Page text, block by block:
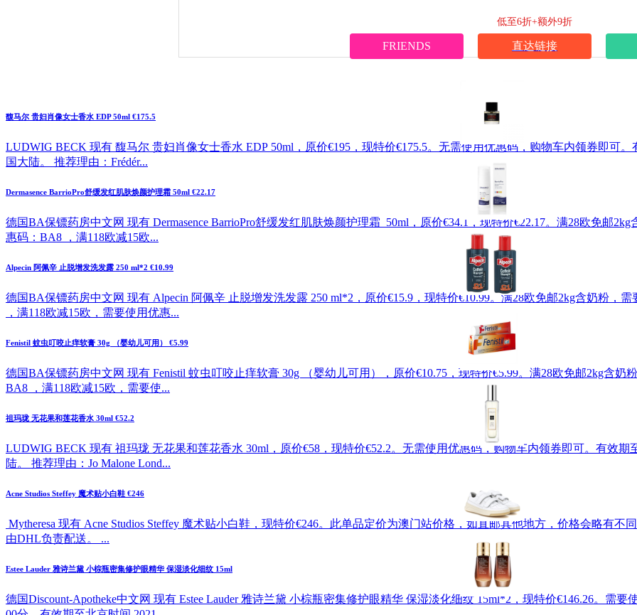
FRIENDS
低至6折+额外9折
直达链接
馥马尔 贵妇肖像女士香水 EDP 50ml €175.5
LUDWIG BECK 现有 馥马尔 贵妇肖像女士香水 EDP 50ml，原价€195，现特价€175.5。无需使用优惠码，购物车内领券即可
国大陆。 推荐理由：Frédér...
Dermasence BarrioPro舒缓发红肌肤焕颜护理霜 50ml €22.17
德国BA保镖药房中文网 现有 Dermasence BarrioPro舒缓发红肌肤焕颜护理霜 50ml，原价€34.1，现特价€22.17。满28欧免邮
惠码：BA8 ，满118欧减15欧...
Alpecin 阿佩辛 止脱增发洗发露 250 ml*2 €10.99
德国BA保镖药房中文网 现有 Alpecin 阿佩辛 止脱增发洗发露 250 ml*2，原价€15.9，现特价€10.99。满28欧免邮2kg含奶粉，
，满118欧减15欧，需要使用优惠...
Fenistil 蚊虫叮咬止痒软膏 30g （婴幼儿可用） €5.99
德国BA保镖药房中文网 现有 Fenistil 蚊虫叮咬止痒软膏 30g （婴幼儿可用），原价€10.75，现特价€5.99。满28欧免邮2kg含奶
BA8 ，满118欧减15欧，需要使...
祖玛珑 无花果和莲花香水 30ml €52.2
LUDWIG BECK 现有 祖玛珑 无花果和莲花香水 30ml，原价€58，现特价€52.2。无需使用优惠码，购物车内领券即可。有效期
陆。 推荐理由：Jo Malone Lond...
Acne Studios Steffey 魔术贴小白鞋 €246
Mytheresa 现有 Acne Studios Steffey 魔术贴小白鞋，现特价€246。此单品定价为澳门站价格，如直邮其他地方，价格会略有不
由DHL负责配送。 ...
Estee Lauder 雅诗兰黛 小棕瓶密集修护眼精华 保湿淡化细纹 15ml
德国Discount-Apotheke中文网 现有 Estee Lauder 雅诗兰黛 小棕瓶密集修护眼精华 保湿淡化细纹 15ml*2，现特价€146.26。需